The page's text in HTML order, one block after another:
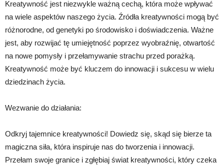
Kreatywność jest niezwykle ważną cechą, która może wpływać
na wiele aspektów naszego życia. Źródła kreatywności mogą być
różnorodne, od genetyki po środowisko i doświadczenia. Ważne
jest, aby rozwijać tę umiejętność poprzez wyobraźnię, otwartość
na nowe pomysły i przełamywanie strachu przed porażką.
Kreatywność może być kluczem do innowacji i sukcesu w wielu
dziedzinach życia.
Wezwanie do działania:
Odkryj tajemnice kreatywności! Dowiedz się, skąd się bierze ta
magiczna siła, która inspiruje nas do tworzenia i innowacji.
Przełam swoje granice i zgłębiaj świat kreatywności, który czeka